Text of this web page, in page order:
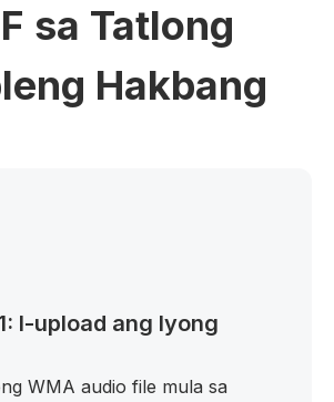
sa Tatlong
Hakbang
I-upload ang Iyong
WMA audio file mula sa